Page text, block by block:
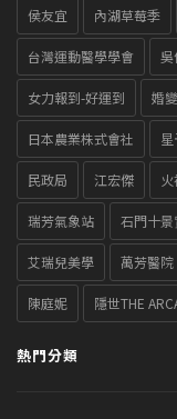
侯友宜 內湖草莓季
台灣運動醫學學會 吳
女力報到-好運到 婚變
日本農業株式會社
民政局 江宏傑
瑞芳氣象站 石門十
艾瑞兒美學 萬芳醫院
陳庭妮 隱世THE
熱門分類